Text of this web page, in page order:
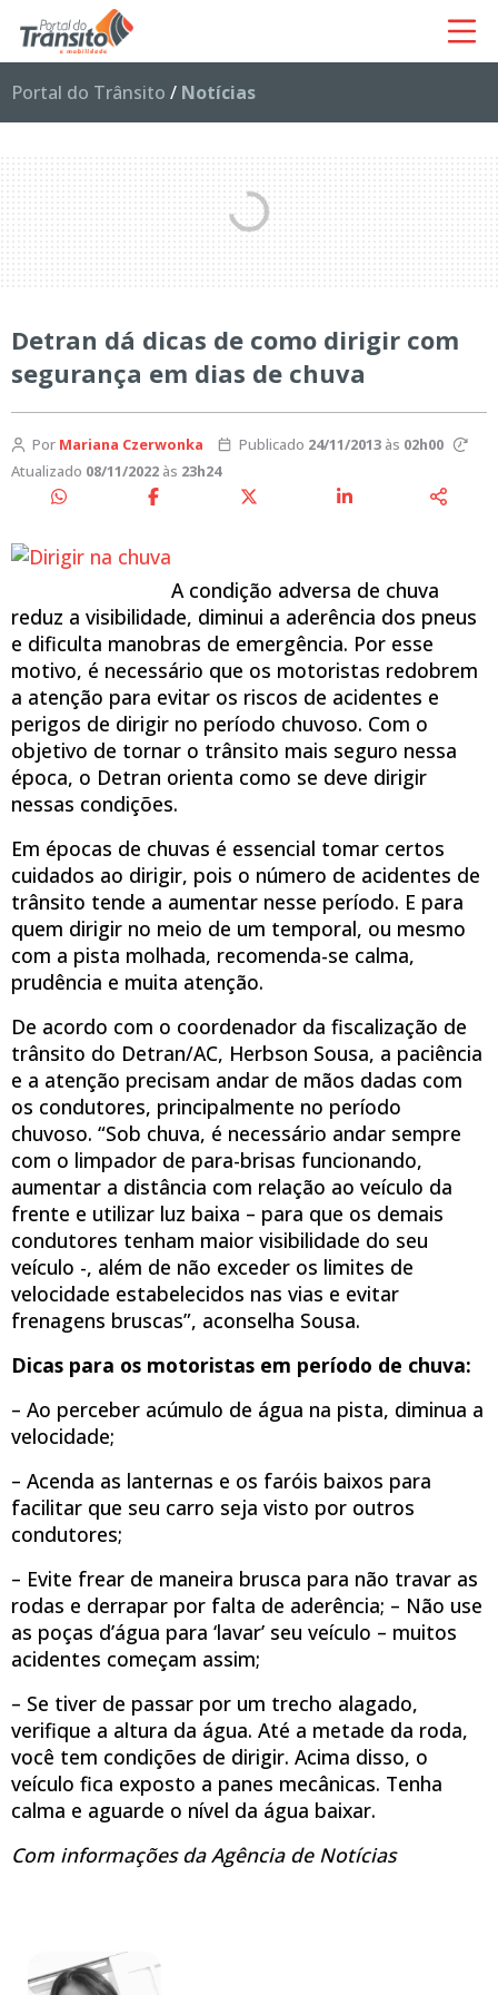
Portal do Trânsito / Notícias
Detran dá dicas de como dirigir com
segurança em dias de chuva
Por Mariana Czerwonka Publicado 24/11/2013às 02h00
Atualizado 08/11/2022 às 23h24
A condição adversa de chuva
reduz a visibilidade, diminui a aderência dos pneus
e dificulta manobras de emergência. Por esse
motivo, é necessário que os motoristas redobrem
a atenção para evitar os riscos de acidentes e
perigos de dirigir no período chuvoso. Com o
objetivo de tornar o trânsito mais seguro nessa
época, o Detran orienta como se deve dirigir
nessas condições.
Em épocas de chuvas é essencial tomar certos
cuidados ao dirigir, pois o número de acidentes de
trânsito tende a aumentar nesse período. E para
quem dirigir no meio de um temporal, ou mesmo
com a pista molhada, recomenda-se calma,
prudência e muita atenção.
De acordo com o coordenador da fiscalização de
trânsito do Detran/AC, Herbson Sousa, a paciência
e a atenção precisam andar de mãos dadas com
os condutores, principalmente no período
chuvoso. “Sob chuva, é necessário andar sempre
com o limpador de para-brisas funcionando,
aumentar a distância com relação ao veículo da
frente e utilizar luz baixa – para que os demais
condutores tenham maior visibilidade do seu
veículo -, além de não exceder os limites de
velocidade estabelecidos nas vias e evitar
frenagens bruscas”, aconselha Sousa.
Dicas para os motoristas em período de chuva:
– Ao perceber acúmulo de água na pista, diminua a
velocidade;
– Acenda as lanternas e os faróis baixos para
facilitar que seu carro seja visto por outros
condutores;
– Evite frear de maneira brusca para não travar as
rodas e derrapar por falta de aderência; – Não use
as poças d’água para ‘lavar’ seu veículo – muitos
acidentes começam assim;
– Se tiver de passar por um trecho alagado,
verifique a altura da água. Até a metade da roda,
você tem condições de dirigir. Acima disso, o
veículo fica exposto a panes mecânicas. Tenha
calma e aguarde o nível da água baixar.
Com informações da Agência de Notícias